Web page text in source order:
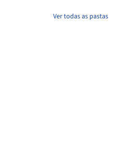
Ver todas as pastas